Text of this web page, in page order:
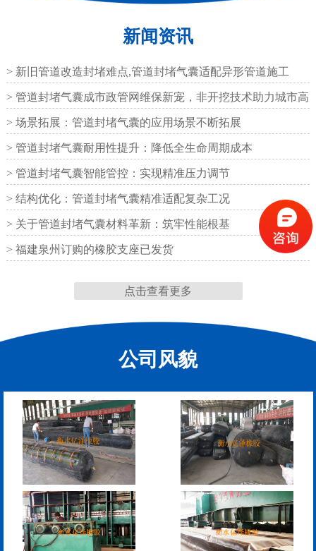
圆形四氟板橡胶支座
矩形四氟板滑动橡胶支
铁路盆式支座 公路盆式橡胶支座
缝
缝
RG型桥梁伸缩缝
D40、60、80型桥梁伸
缩缝
新闻资讯
> 新旧管道改造封堵难点,管道封堵气囊适配异形管道施工
> 管道封堵气囊成市政管网维保新宠，非开挖技术助力城市高
效运
> 场景拓展：管道封堵气囊的应用场景不断拓展
> 管道封堵气囊耐用性提升：降低全生命周期成本
> 管道封堵气囊智能管控：实现精准压力调节
> 结构优化：管道封堵气囊精准适配复杂工况
> 关于管道封堵气囊材料革新：筑牢性能根基
> 福建泉州订购的橡胶支座已发货
点击查看更多
公司风貌